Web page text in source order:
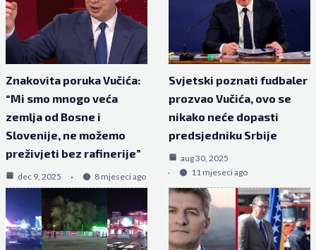
Znakovita poruka Vučića:
“Mi smo mnogo veća
zemlja od Bosne i
Slovenije, ne možemo
preživjeti bez rafinerije”
dec 9, 2025 8 mjeseci ago
Svjetski poznati fudbaler
prozvao Vučića, ovo se
nikako neće dopasti
predsjedniku Srbije
aug 30, 2025
11 mjeseci ago